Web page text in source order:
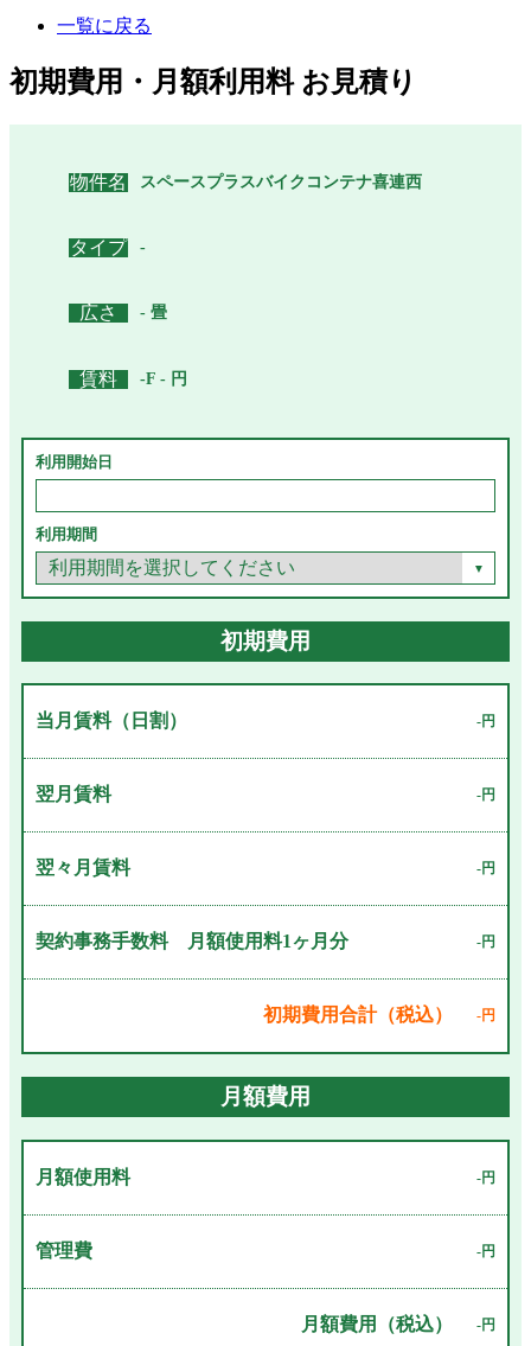
一覧に戻る
初期費用・月額利用料 お見積り
物件名 スペースプラスバイクコンテナ喜連西
タイプ -
広さ - 畳
賃料 -F - 円
利用開始日
利用期間
初期費用
当月賃料（日割） -円
翌月賃料 -円
翌々月賃料 -円
契約事務手数料 月額使用料1ヶ月分 -円
初期費用合計（税込） -円
月額費用
月額使用料 -円
管理費 -円
月額費用（税込） -円